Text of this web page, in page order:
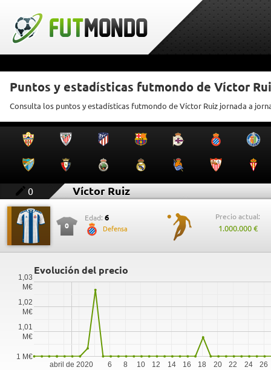
Puntos y estadísticas futmondo de Víctor
Consulta los puntos y estadísticas futmondo de Víctor Ruiz jornada a
0 Víctor Ruiz
0
Edad: 6
Defensa
Precio actual:
1.000.000 €
Evolución del precio
abril de 2020 6 8 10 12 14 16 18 20 22 24 26
1 M€
1,01
M€
1,02
M€
1,03
M€